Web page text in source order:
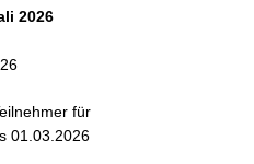
2026
für
01.03.2026